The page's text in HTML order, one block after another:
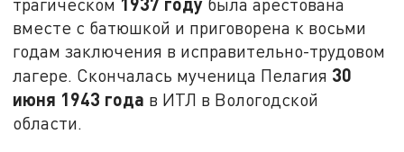
вместе с батюшкой и приговорена к восьми
годам заключения в исправительно-трудовом
лагере. Скончалась мученица Пелагия 30
июня 1943 года в ИТЛ в Вологодской
области.